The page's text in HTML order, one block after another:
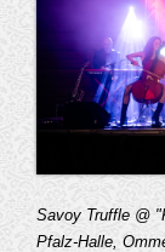
Savoy Truffle @
Pfalz-Halle,